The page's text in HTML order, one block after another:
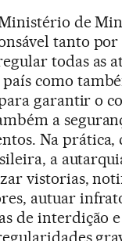
de
tanto por
todas as
como
garantir o
a
Na prática,
a
vistorias,
autuar
de interdição